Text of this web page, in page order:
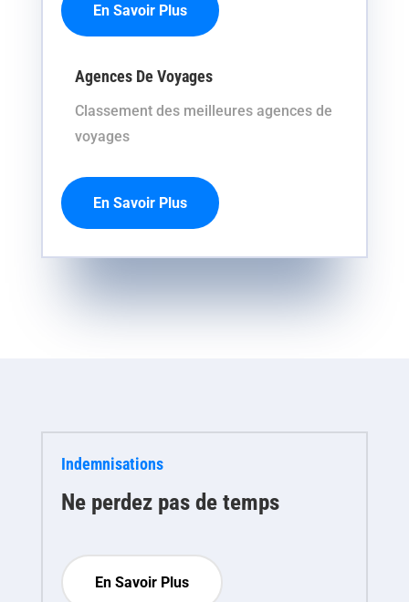
En Savoir Plus
Agences De Voyages
Classement des meilleures agences de
voyages
En Savoir Plus
Indemnisations
Ne perdez pas de temps
En Savoir Plus